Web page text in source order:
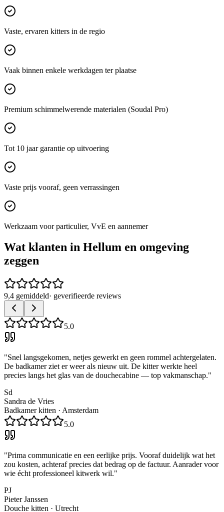
Vaste, ervaren kitters in de regio
Vaak binnen enkele werkdagen ter plaatse
Premium schimmelwerende materialen (Soudal Pro)
Tot 10 jaar garantie op uitvoering
Vaste prijs vooraf, geen verrassingen
Werkzaam voor particulier, VvE en aannemer
Wat klanten in Hellum en omgeving
zeggen
9,4 gemiddeld· geverifieerde reviews
5.0
"Snel langsgekomen, netjes gewerkt en geen rommel achtergelaten.
De badkamer ziet er weer als nieuw uit. De kitter werkte heel
precies langs het glas van de douchecabine — top vakmanschap."
Sd
Sandra de Vries
Badkamer kitten · Amsterdam
5.0
"Prima communicatie en een eerlijke prijs. Vooraf duidelijk wat het
zou kosten, achteraf precies dat bedrag op de factuur. Aanrader voor
wie écht professioneel kitwerk wil."
PJ
Pieter Janssen
Douche kitten · Utrecht